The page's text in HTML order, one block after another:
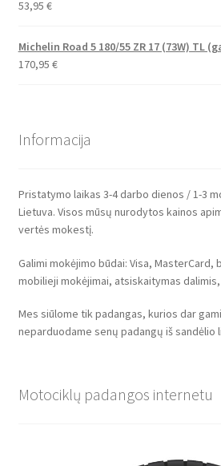
53,95 €
Michelin Road 5 180/55 ZR 17 (73W) TL
170,95 €
Informacija
Pristatymo laikas 3-4 darbo dienos / 1-3
Lietuva. Visos mūsų nurodytos kainos
vertės mokestį.
Galimi mokėjimo būdai: Visa, MasterCard,
mobilieji mokėjimai, atsiskaitymas dalimis,
Mes siūlome tik padangas, kurios dar
neparduodame senų padangų iš sandėlio
Motociklų padangos internetu